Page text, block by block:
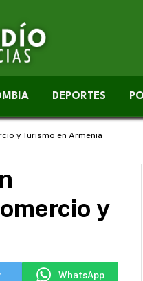
DEPORTES
y Turismo en Armenia
y
WhatsApp